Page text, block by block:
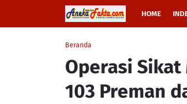
HOME
Beranda
Operasi Sikat
103 Preman